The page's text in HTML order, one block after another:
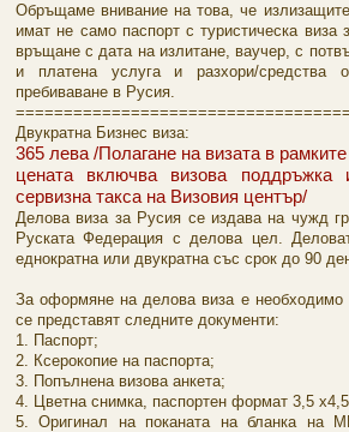
Обръщаме внивание на това, че
имат не само паспорт с туристическа виза
връщане с дата на излитане, ваучер, с
и платена услуга и разхори/средства
пребиваване в Русия.
Двукратна Бизнес виза:
365 лева /Полагане на визата в
цената включва визова поддръжка
сервизна такса на Визовия център/
Делова виза за Русия се издава на чужд
Руската Федерация с делова цел.
еднократна или двукратна със срок до 90
За оформяне на делова виза е необходимо
се представят следните документи:
1. Паспорт;
2. Ксерокопие на паспорта;
3. Попълнена визова анкета;
4. Цветна снимка, паспортен формат 3,5
5. Оригинал на поканата на бланка на